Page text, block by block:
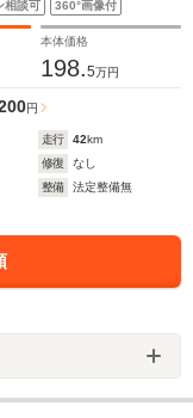
り防止機
相談可 360°画像付
本体価格
198.5万円
円
走行 42km
修復
なし
整備
法定整備無